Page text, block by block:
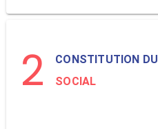
2 CONSTITUTION DU
SOCIAL